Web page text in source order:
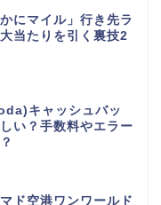
にマイル」行き先ラ
当たりを引く裏技2
キャッシュバッ
い？手数料やエラー
ド空港ワンワールド